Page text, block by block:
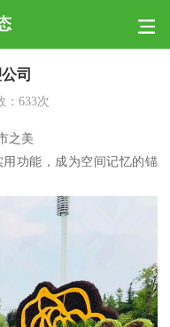
司
633次
之美
功能，成为空间记忆的锚